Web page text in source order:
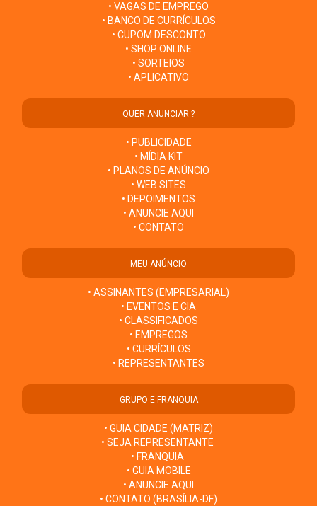
• VAGAS DE EMPREGO
• BANCO DE CURRÍCULOS
• CUPOM DESCONTO
• SHOP ONLINE
• SORTEIOS
• APLICATIVO
QUER ANUNCIAR ?
• PUBLICIDADE
• MÍDIA KIT
• PLANOS DE ANÚNCIO
• WEB SITES
• DEPOIMENTOS
• ANUNCIE AQUI
• CONTATO
MEU ANÚNCIO
• ASSINANTES (EMPRESARIAL)
• EVENTOS E CIA
• CLASSIFICADOS
• EMPREGOS
• CURRÍCULOS
• REPRESENTANTES
GRUPO E FRANQUIA
• GUIA CIDADE (MATRIZ)
• SEJA REPRESENTANTE
• FRANQUIA
• GUIA MOBILE
• ANUNCIE AQUI
• CONTATO (BRASÍLIA-DF)